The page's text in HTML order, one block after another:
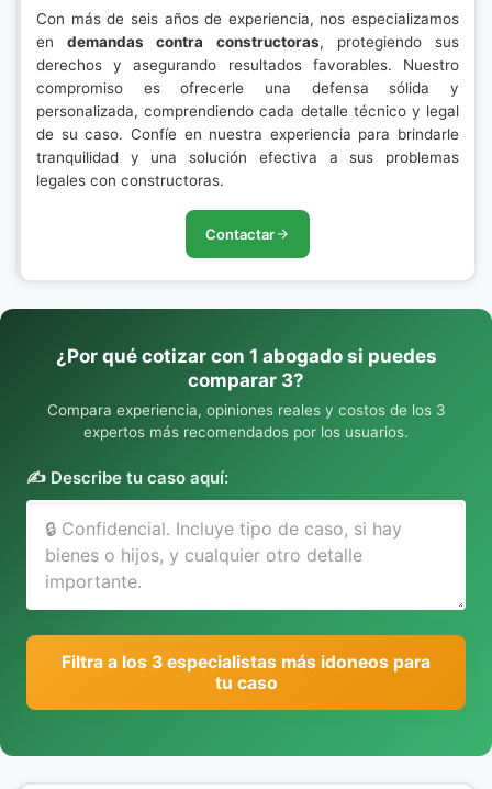
Con más de seis años de experiencia, nos especializamos
endemandas contra constructoras, protegiendo sus
derechos y asegurando resultados favorables. Nuestro
compromiso es ofrecerle una defensa sólida y
personalizada, comprendiendo cada detalle técnico y legal
de su caso. Confíe en nuestra experiencia para brindarle
tranquilidad y una solución efectiva a sus problemas
legales con constructoras.
Contactar
¿Por qué cotizar con 1 abogado si puedes
comparar 3?
Compara experiencia, opiniones reales y costos de los 3
expertos más recomendados por los usuarios.
✍️ Describe tu caso aquí:
Filtra a los 3 especialistas más idoneos para
tu caso